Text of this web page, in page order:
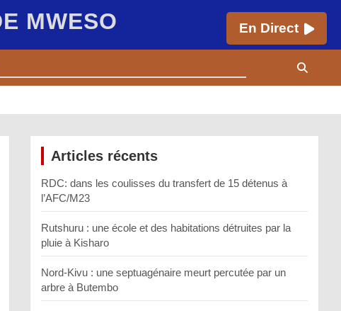
MWESO En Direct
Articles récents
RDC: dans les coulisses du transfert de 15 détenus à
l’AFC/M23
Rutshuru : une école et des habitations détruites par la
pluie à Kisharo
Nord-Kivu : une septuagénaire meurt percutée par un
arbre à Butembo